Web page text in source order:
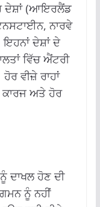
ਦੇਸ਼ਾਂ (ਆਇਰਲੈਂਡ
ਨਾਰਵੇ
ਦੇਸ਼ਾਂ ਦੇ
ਵਿੱਚ ਐਂਟਰੀ
ਵੀਜ਼ੇ ਰਾਹਾਂ
ਕਾਰਜ ਅਤੇ ਹੋਰ
ਦਾਖਲ ਹੋਣ ਦੀ
ਨੂੰ ਨਹੀਂ